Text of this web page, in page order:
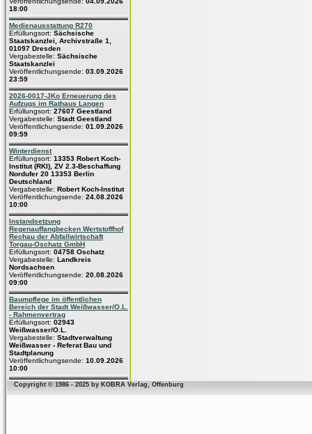
18:00
Medienausstattung R270
Erfüllungsort: Sächsische
Staatskanzlei, Archivstraße 1,
01097 Dresden
Vergabestelle: Sächsische
Staatskanzlei
Veröffentlichungsende: 03.09.2026
23:59
2026-0017-JKo Erneuerung des
Aufzugs im Rathaus Langen
Erfüllungsort: 27607 Geestland
Vergabestelle: Stadt Geestland
Veröffentlichungsende: 01.09.2026
09:59
Winterdienst
Erfüllungsort: 13353 Robert Koch-
Institut (RKI), ZV 2.3-Beschaffung
Nordufer 20 13353 Berlin
Deutschland
Vergabestelle: Robert Koch-Institut
Veröffentlichungsende: 24.08.2026
10:00
Instandsetzung
Regenauffangbecken Wertstoffhof
Rechau der Abfallwirtschaft
Torgau-Oschatz GmbH
Erfüllungsort: 04758 Oschatz
Vergabestelle: Landkreis
Nordsachsen
Veröffentlichungsende: 20.08.2026
09:00
Baumpflege im öffentlichen
Bereich der Stadt Weißwasser/O.L.
- Rahmenvertrag
Erfüllungsort: 02943
Weißwasser/O.L.
Vergabestelle: Stadtverwaltung
Weißwasser - Referat Bau und
Stadtplanung
Veröffentlichungsende: 10.09.2026
10:00
Copyright © 1986 - 2025 by KOBRA Verlag, Offenburg